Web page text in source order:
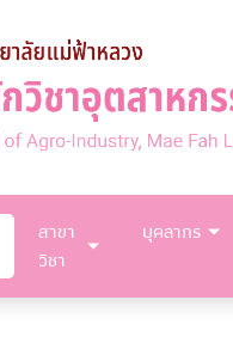
สาขา
วิชา
บุคลากร